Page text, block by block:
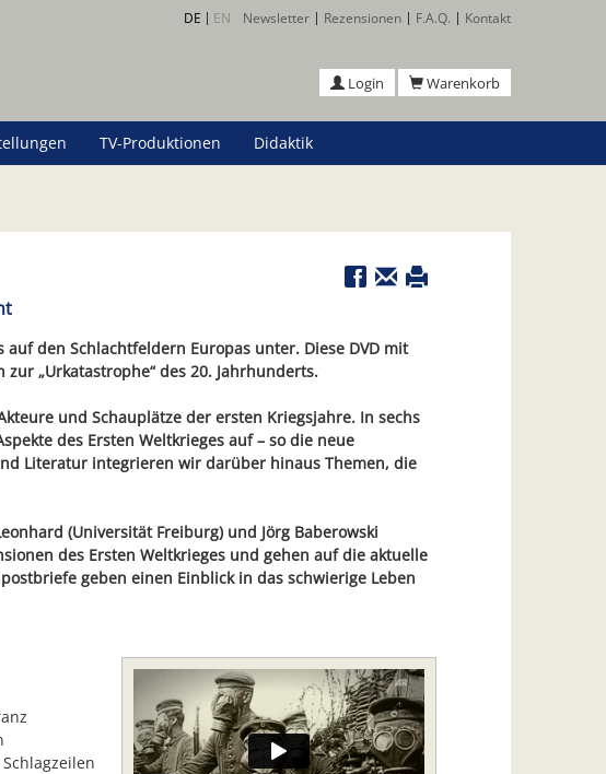
DE EN Newsletter Rezensionen F.A.Q. Kontakt
Login Warenkorb
TV-Produktionen Didaktik
den Schlachtfeldern Europas unter. Diese DVD mit
„Urkatastrophe“ des 20. Jahrhunderts.
und Schauplätze der ersten Kriegsjahre. In sechs
des Ersten Weltkrieges auf – so die neue
Literatur integrieren wir darüber hinaus Themen, die
(Universität Freiburg) und Jörg Baberowski
des Ersten Weltkrieges und gehen auf die aktuelle
geben einen Einblick in das schwierige Leben